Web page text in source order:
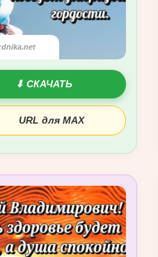
⬇ СКАЧАТЬ
URL для MAX